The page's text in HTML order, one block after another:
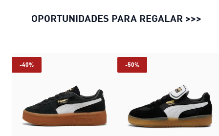
OPORTUNIDADES PARA REGALAR >>>
-40% -50%